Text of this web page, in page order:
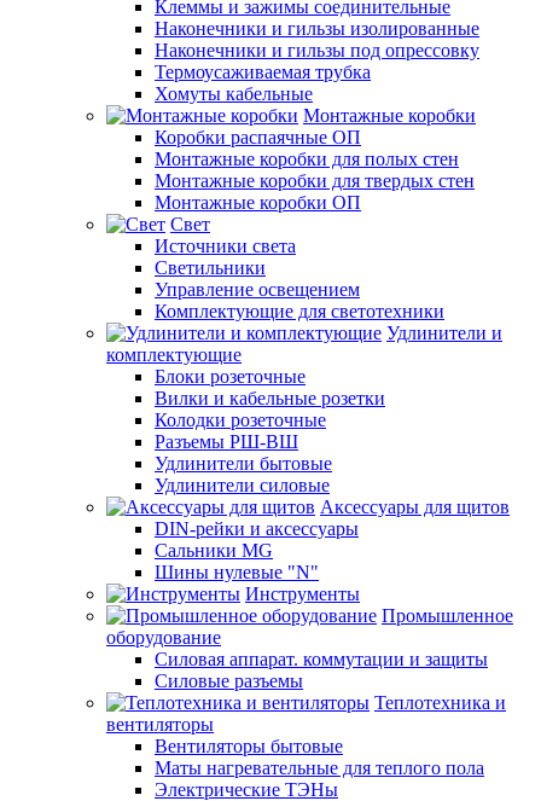
Клеммы и зажимы соединительные
Наконечники и гильзы изолированные
Наконечники и гильзы под опрессовку
Термоусаживаемая трубка
Хомуты кабельные
Монтажные коробки
Коробки распаячные ОП
Монтажные коробки для полых стен
Монтажные коробки для твердых стен
Монтажные коробки ОП
Свет
Источники света
Светильники
Управление освещением
Комплектующие для светотехники
Удлинители и
комплектующие
Блоки розеточные
Вилки и кабельные розетки
Колодки розеточные
Разъемы РШ-ВШ
Удлинители бытовые
Удлинители силовые
Аксессуары для щитов
DIN-рейки и аксессуары
Сальники MG
Шины нулевые "N"
Инструменты
Промышленное
оборудование
Силовая аппарат. коммутации и защиты
Силовые разъемы
Теплотехника и
вентиляторы
Вентиляторы бытовые
Маты нагревательные для теплого пола
Электрические ТЭНы